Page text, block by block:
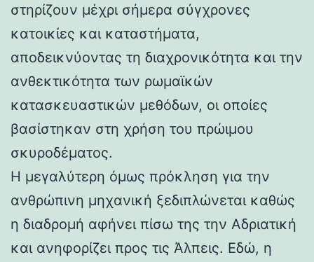
στηρίζουν μέχρι σήμερα σύγχρονες
κατοικίες και καταστήματα,
αποδεικνύοντας τη διαχρονικότητα και την
ανθεκτικότητα των ρωμαϊκών
κατασκευαστικών μεθόδων, οι οποίες
βασίστηκαν στη χρήση του πρώιμου
σκυροδέματος.
Η μεγαλύτερη όμως πρόκληση για την
ανθρώπινη μηχανική ξεδιπλώνεται καθώς
η διαδρομή αφήνει πίσω της την Αδριατική
και ανηφορίζει προς τις Άλπεις. Εδώ, η